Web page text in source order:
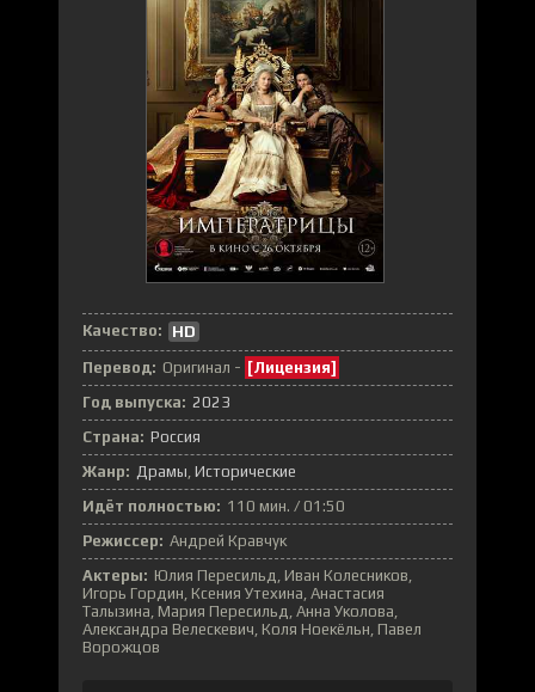
Качество:
HD
Перевод: Оригинал - [Лицензия]
Год выпуска: 2023
Страна: Россия
Жанр: Драмы Исторические
Идёт полностью: 110 мин. / 01:50
Режиссер: Андрей Кравчук
Актеры: Юлия Пересильд, Иван Колесников,
Игорь Гордин, Ксения Утехина, Анастасия
Талызина, Мария Пересильд, Анна Уколова,
Александра Велескевич, Коля Ноекёльн, Павел
Ворожцов